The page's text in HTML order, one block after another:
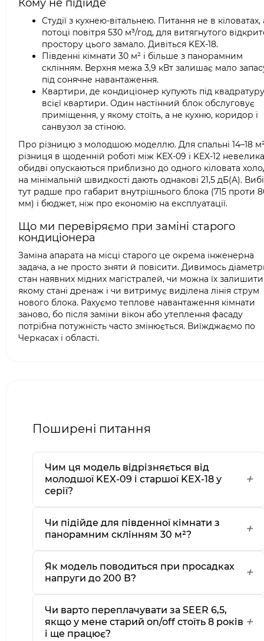
Кому не підійде
Студії з кухнею-вітальнею. Питання не в кіловатах,
потоці повітря 530 м³/год, для витягнутого
простору цього замало. Дивіться KEX-18.
Південні кімнати 30 м² і більше з панорамним
склінням. Верхня межа 3,9 кВт залишає мало
під сонячне навантаження.
Квартири, де кондиціонер купують під квадратуру
всієї квартири. Один настінний блок обслуговує
приміщення, у якому стоїть, а не кухню, коридор і
санвузол за стіною.
Про різницю з молодшою моделлю. Для спальні 14–18
різниця в щоденній роботі між KEX-09 і KEX-12
обидві опускаються приблизно до одного кіловата
на мінімальній швидкості дають однакові 21,5 дБ(A).
тут радше про габарит внутрішнього блока (715 проти
мм) і бюджет, ніж про економію на експлуатації.
Що ми перевіряємо при заміні старого
кондиціонера
Заміна апарата на місці старого це окрема інженерна
задача, а не просто зняти й повісити. Дивимось
стан наявних мідних магістралей, чи можна їх
якому стані дренаж і чи витримує виділена лінія струм
нового блока. Рахуємо теплове навантаження кімнати
заново, бо після заміни вікон або утеплення фасаду
потрібна потужність часто змінюється. Виїжджаємо по
Черкасах і області.
Поширені питання
Чим ця модель відрізняється від
молодшої KEX-09 і старшої KEX-18 у
серії?
Чи підійде для південної кімнати з
панорамним склінням 30 м²?
Як модель поводиться при просадках
напруги до 200 В?
Чи варто переплачувати за SEER 6,5,
якщо у мене старий on/off стоїть 8 років
і ще працює?